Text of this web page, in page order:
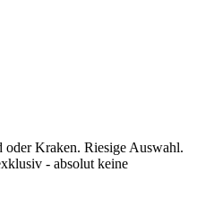
oder Kraken. Riesige Auswahl.
- absolut keine